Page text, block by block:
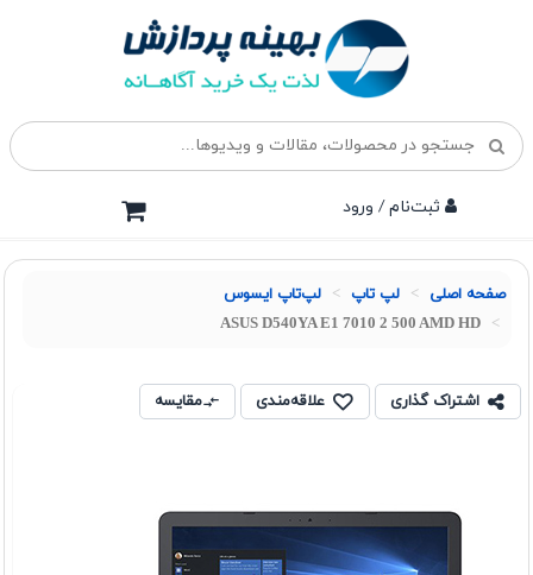
ثبت‌نام / ورود
صفحه اصلی لپ تاپ لپ‌تاپ ایسوس
ASUS D540YA E1 7010 2 500 AMD HD
اشتراک گذاری علاقه‌مندی مقایسه